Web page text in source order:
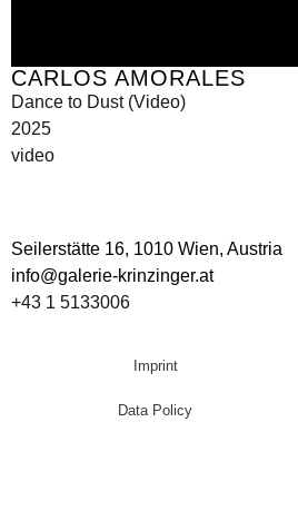
CARLOS AMORALES
Dance to Dust (Video)
2025
video
Seilerstätte 16, 1010 Wien, Austria
info@galerie-krinzinger.at
+43 1 5133006
Imprint
Data Policy